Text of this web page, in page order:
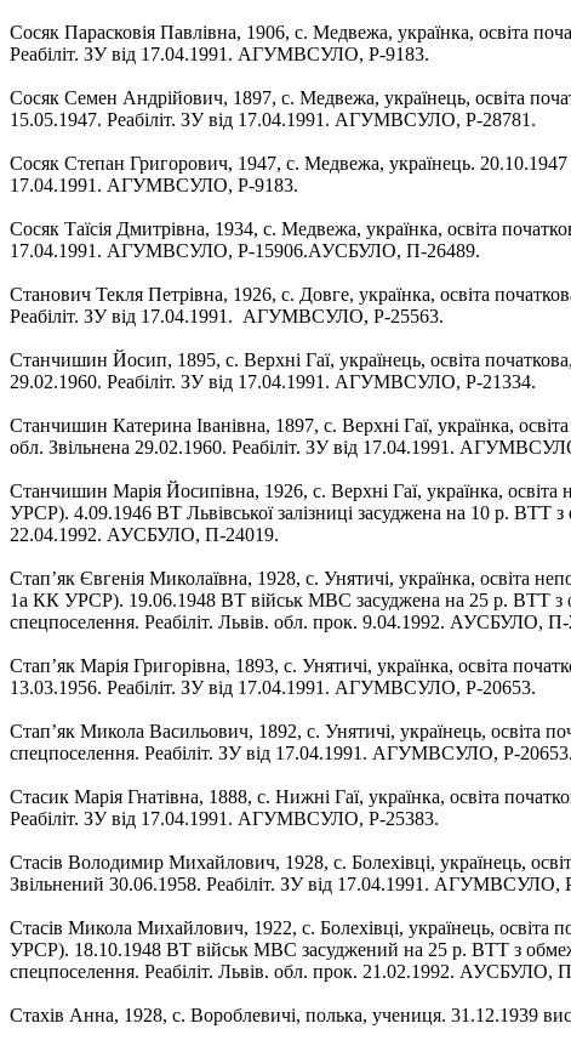
Сосяк Парасковія Павлівна, 1906, с. Медвежа, українка, освіта
Реабіліт. ЗУ від 17.04.1991. АГУМВСУЛО, Р-9183.
Сосяк Семен Андрійович, 1897, с. Медвежа, українець, освіта
15.05.1947. Реабіліт. ЗУ від 17.04.1991. АГУМВСУЛО, Р-28781.
Сосяк Степан Григорович, 1947, с. Медвежа, українець.
17.04.1991. АГУМВСУЛО, Р-9183.
Сосяк Таїсія Дмитрівна, 1934, с. Медвежа, українка, освіта
17.04.1991. АГУМВСУЛО, Р-15906.АУСБУЛО, П-26489.
Станович Текля Петрівна, 1926, с. Довге, українка, освіта
Реабіліт. ЗУ від 17.04.1991. АГУМВСУЛО, Р-25563.
Станчишин Йосип, 1895, с. Верхні Гаї, українець, освіта
29.02.1960. Реабіліт. ЗУ від 17.04.1991. АГУМВСУЛО, Р-21334.
Станчишин Катерина Іванівна, 1897, с. Верхні Гаї, українка,
обл. Звільнена 29.02.1960. Реабіліт. ЗУ від 17.04.1991.
Станчишин Марія Йосипівна, 1926, с. Верхні Гаї, українка,
УРСР). 4.09.1946 ВТ Львівської залізниці засуджена на 10 р. ВТТ
22.04.1992. АУСБУЛО, П-24019.
Стап’як Євгенія Миколаївна, 1928, с. Унятичі, українка, освіта
1а КК УРСР). 19.06.1948 ВТ військ МВС засуджена на 25 р. ВТТ з
спецпоселення. Реабіліт. Львів. обл. прок. 9.04.1992. АУСБУЛО, П-
Стап’як Марія Григорівна, 1893, с. Унятичі, українка, освіта
13.03.1956. Реабіліт. ЗУ від 17.04.1991. АГУМВСУЛО, Р-20653.
Стап’як Микола Васильович, 1892, с. Унятичі, українець, освіта
спецпоселення. Реабіліт. ЗУ від 17.04.1991. АГУМВСУЛО, Р-20653.
Стасик Марія Гнатівна, 1888, с. Нижні Гаї, українка, освіта
Реабіліт. ЗУ від 17.04.1991. АГУМВСУЛО, Р-25383.
Стасів Володимир Михайлович, 1928, с. Болехівці, українець,
Звільнений 30.06.1958. Реабіліт. ЗУ від 17.04.1991. АГУМВСУЛО,
Стасів Микола Михайлович, 1922, с. Болехівці, українець,
УРСР). 18.10.1948 ВТ військ МВС засуджений на 25 р. ВТТ з
спецпоселення. Реабіліт. Львів. обл. прок. 21.02.1992. АУСБУЛО,
Стахів Анна, 1928, с. Вороблевичі, полька, учениця. 31.12.1939